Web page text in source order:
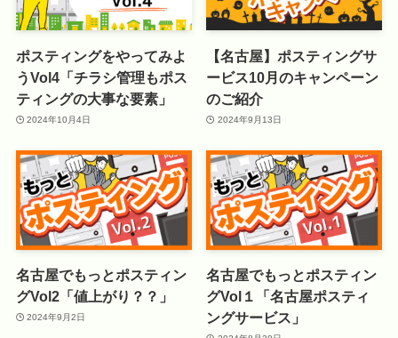
ポスティングをやってみよ
うVol4「チラシ管理もポス
ティングの大事な要素」
2024年10月4日
【名古屋】ポスティングサ
ービス10月のキャンペーン
のご紹介
2024年9月13日
名古屋でもっとポスティン
グVol2「値上がり？？」
2024年9月2日
名古屋でもっとポスティン
グVol１「名古屋ポスティ
ングサービス」